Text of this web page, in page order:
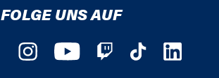
FOLGE UNS AUF